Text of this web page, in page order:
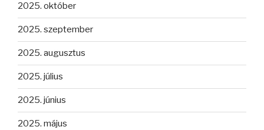
2025. október
2025. szeptember
2025. augusztus
2025. július
2025. június
2025. május